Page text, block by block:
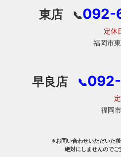
東店 📞092-
定休日：日
福岡市東区松
早良店 📞
定休日：
福岡市早良
※お問い合わせいただいた
絶対にしませんのでご